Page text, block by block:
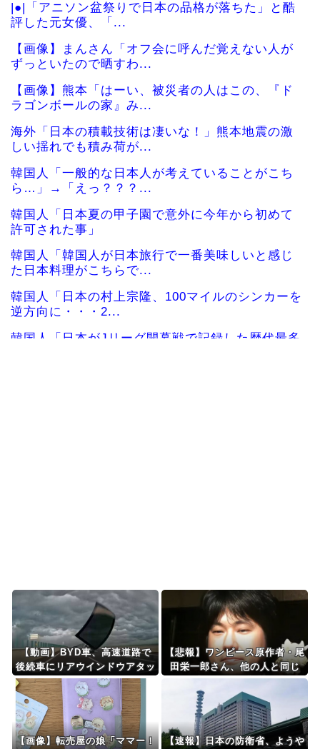
|●|「アニソン盆祭りで日本の品格が落ちた」と酷
評した元女優、「...
【画像】まんさん「オフ会に呼んだ覚えない人が
ずっといたので晒すわ...
【画像】熊本「はーい、被災者の人はこの、『ド
ラゴンボールの家』み...
海外「日本の積載技術は凄いな！」熊本地震の激
しい揺れでも積み荷が...
韓国人「一般的な日本人が考えていることがこち
ら…」→「えっ？？？...
韓国人「日本夏の甲子園で意外に今年から初めて
許可された事」
韓国人「韓国人が日本旅行で一番美味しいと感じ
た日本料理がこちらで...
韓国人「日本の村上宗隆、100マイルのシンカーを
逆方向に・・・2...
韓国人「日本がJリーグ開幕戦で記録した歴代最多
Powered by livedoor 相互RSS
【動画】BYD車、高速道路で
後続車にリアウインドウアタッ
クを仕掛けてしまうｗｗｗｗｗ
ｗｗｗｗｗ
【悲報】ワンピース原作者・尾
田栄一郎さん、他の人と同じ
「漫画家」という肩書きに不満
【画像】転売屋の娘「ママー！
【速報】日本の防衛省、ようや